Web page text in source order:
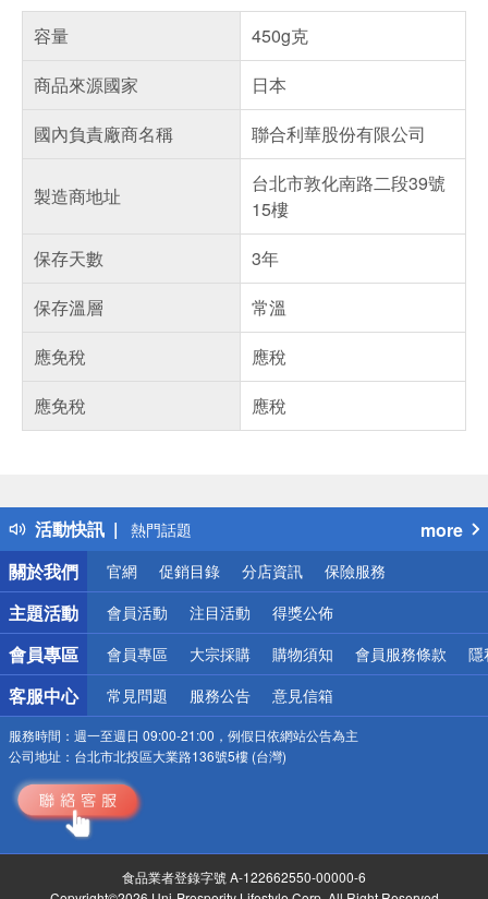
容量
450g克
商品來源國家
日本
國內負責廠商名稱
聯合利華股份有限公司
製造商地址
台北市敦化南路二段39號
15樓
保存天數
3年
保存溫層
常溫
應免稅
應稅
應免稅
應稅
活動快訊
得獎公告
熱門話題
銀行優惠
偏遠地區配送
詐騙網頁！請小心！
more
關於我們
官網 促銷目錄 分店資訊 保險服務
主題活動 會員活動 注目活動 得獎公佈
會員專區 會員專區 大宗採購 購物須知 會員服務條款 隱
客服中心 常見問題 服務公告 意見信箱
服務時間： 週一至週日 09:00-21:00，例假日依網站公告為主
公司地址： 台北市北投區大業路136號5樓 (台灣)
食品業者登錄字號 A-122662550-00000-6